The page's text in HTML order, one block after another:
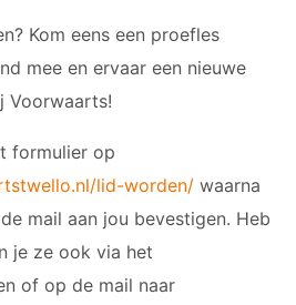
Kom eens een proefles
mee en ervaar een nieuwe
Voorwaarts!
formulier op
lid-worden/ waarna
mail aan jou bevestigen. Heb
je ze ook via het
of op de mail naar